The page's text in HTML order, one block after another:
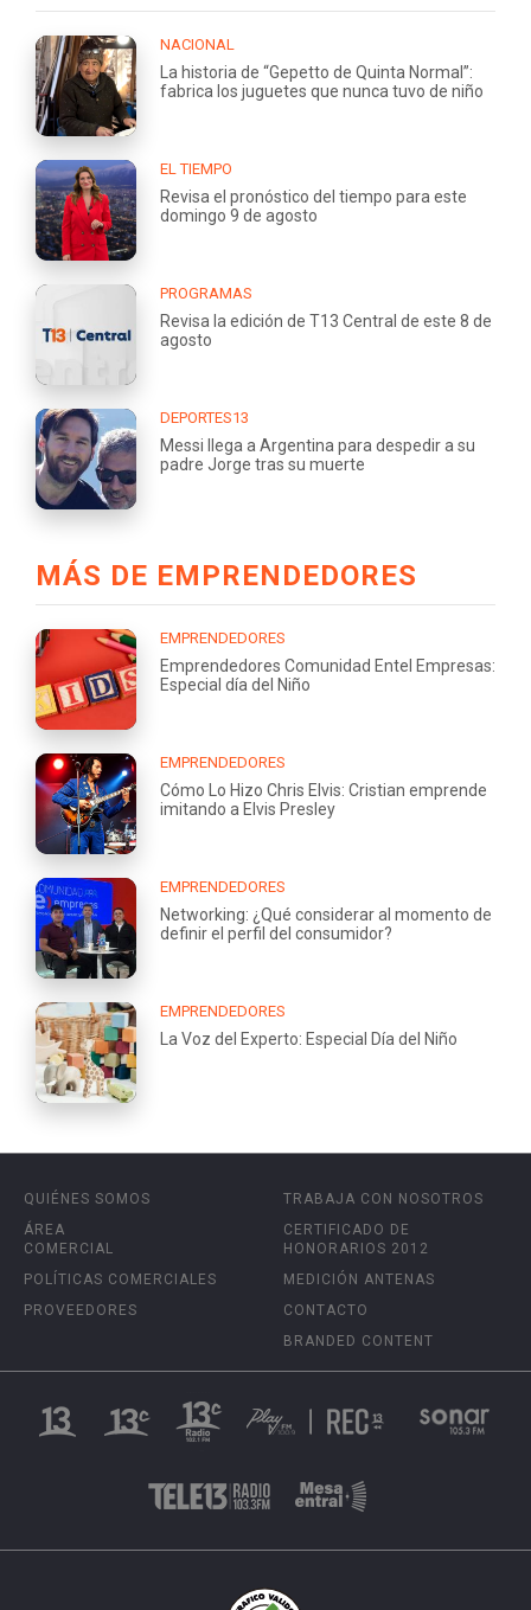
NACIONAL
La historia de “Gepetto de Quinta Normal”:
fabrica los juguetes que nunca tuvo de niño
EL TIEMPO
Revisa el pronóstico del tiempo para este
domingo 9 de agosto
PROGRAMAS
Revisa la edición de T13 Central de este 8 de
agosto
DEPORTES13
Messi llega a Argentina para despedir a su
padre Jorge tras su muerte
MÁS DE EMPRENDEDORES
EMPRENDEDORES
Emprendedores Comunidad Entel Empresas:
Especial día del Niño
EMPRENDEDORES
Cómo Lo Hizo Chris Elvis: Cristian emprende
imitando a Elvis Presley
EMPRENDEDORES
Networking: ¿Qué considerar al momento de
definir el perfil del consumidor?
EMPRENDEDORES
La Voz del Experto: Especial Día del Niño
QUIÉNES SOMOS
ÁREA
COMERCIAL
POLÍTICAS COMERCIALES
PROVEEDORES
TRABAJA CON NOSOTROS
CERTIFICADO DE
HONORARIOS 2012
MEDICIÓN ANTENAS
CONTACTO
BRANDED CONTENT